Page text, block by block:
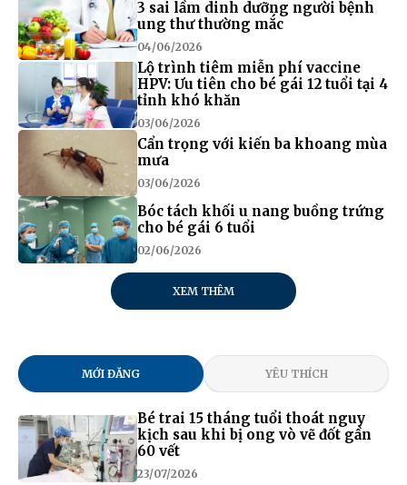
3 sai lầm dinh dưỡng người bệnh
ung thư thường mắc
04/06/2026
Lộ trình tiêm miễn phí vaccine
HPV: Ưu tiên cho bé gái 12 tuổi tại 4
tỉnh khó khăn
03/06/2026
Cẩn trọng với kiến ba khoang mùa
mưa
03/06/2026
Bóc tách khối u nang buồng trứng
cho bé gái 6 tuổi
02/06/2026
XEM THÊM
MỚI ĐĂNG YÊU THÍCH
Bé trai 15 tháng tuổi thoát nguy
kịch sau khi bị ong vò vẽ đốt gần
60 vết
23/07/2026